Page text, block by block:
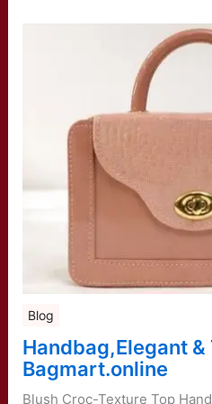
Blog
Handbag,Elegant
Bagmart.online
Blush Croc-Texture Top